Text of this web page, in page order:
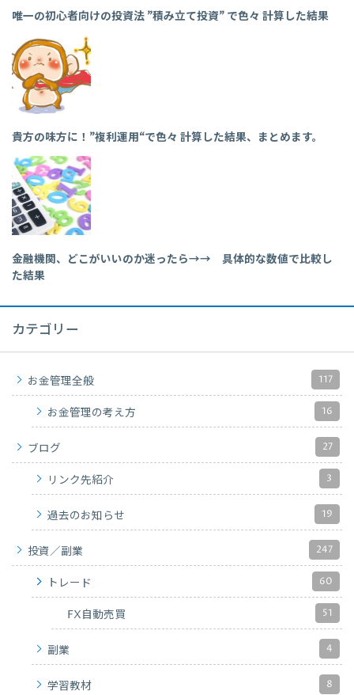
唯一の初心者向けの投資法 ”積み立て投資” で色々 計算した結果
貴方の味方に！”複利運用“で色々 計算した結果、まとめます。
金融機関、どこがいいのか迷ったら→→ 具体的な数値で比較し
た結果
カテゴリー
お金管理全般 117
お金管理の考え方 16
ブログ 27
リンク先紹介 3
過去のお知らせ 19
投資／副業 247
トレード 60
FX自動売買 51
副業 4
学習教材 8